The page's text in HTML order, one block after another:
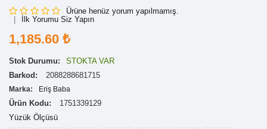
Ürüne henüz yorum yapılmamış.
İlk Yorumu Siz Yapın
1,185.60 ₺
Stok Durumu:
STOKTA VAR
Barkod:
2088288681715
Marka: Eriş Baba
Ürün Kodu:
1751339129
Yüzük Ölçüsü